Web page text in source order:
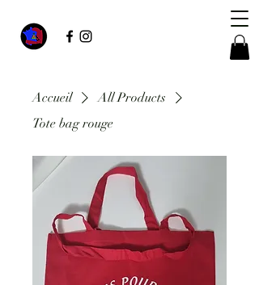
Accueil
All Products
Tote bag rouge